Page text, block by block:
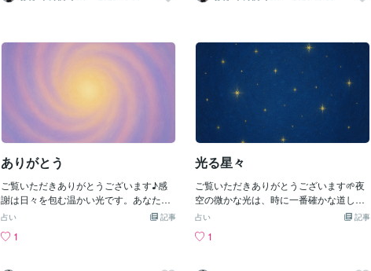
と共にあります。》
て〜SinMa〜
く〜火曜日〜最後までお読みいただきあ
りがとうございました♪《光は今日もあ
なたと共にあります。》
て〜SinMa〜
ありがとう
ご覧いただきありがとうございます♪感
謝は日々を包む温かい光です。あなたの
心がそのやさしさで満たされますように
な息遣いも歩幅も光で満ちている目に見
記事
占い
1
光る星々
ご覧いただきありがとうございます🌱夜
空の微かな光は、時に一番確かな道しる
べ。ことばでその光を思い出せますよう
っているように瞬く小さな祈りが夜空に
記事
占い
1